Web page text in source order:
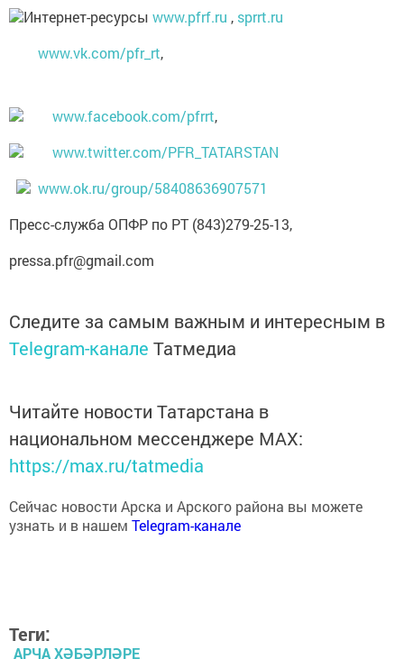
Интернет-ресурсы www.pfrf.ru
sprrt.ru
www.vk.com/pfr_rt
www.facebook.com/pfrrt
www.twitter.com/PFR_TATARSTAN
www.ok.ru/group/58408636907571
Пресс-служба ОПФР по РТ (843)279-25-13,
pressa.pfr@gmail.com
Следите за самым важным и интересным в
Telegram-канале Татмедиа
Читайте новости Татарстана в
национальном мессенджере MАХ:
https://max.ru/tatmedia
Сейчас новости Арска и Арского района вы можете
узнать и в нашемTelegram-канале
Теги:
АРЧА ХӘБӘРЛӘРЕ